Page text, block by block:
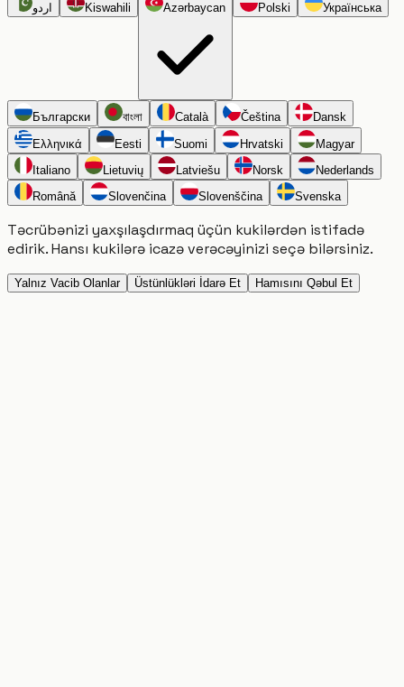
اردو Kiswahili Azərbaycan Polski Українська
Български বাংলা Català Čeština
Dansk
Ελληνικά
Eesti Suomi Hrvatski
Magyar
Italiano
Lietuvių Latviešu Norsk
Nederlands
Română
Slovenčina Slovenščina Svenska
Təcrübənizi yaxşılaşdırmaq üçün kukilərdən istifadə
edirik. Hansı kukilərə icazə verəcəyinizi seçə bilərsiniz.
Yalnız Vacib Olanlar Üstünlükləri İdarə Et Hamısını Qəbul Et